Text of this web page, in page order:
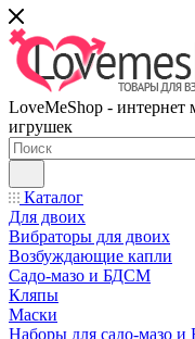
LoveMeShop - интернет
игрушек
Каталог
Для двоих
Вибраторы для двоих
Возбуждающие капли
Садо-мазо и БДСМ
Кляпы
Маски
Наборы для садо-мазо